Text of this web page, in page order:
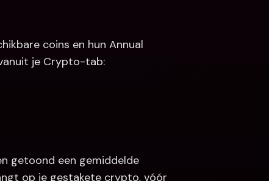
coins en hun Annual
je Crypto-tab:
getoond een gemiddelde
op je gestakete crypto, vóór